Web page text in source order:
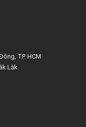
TP. HCM
Lắk